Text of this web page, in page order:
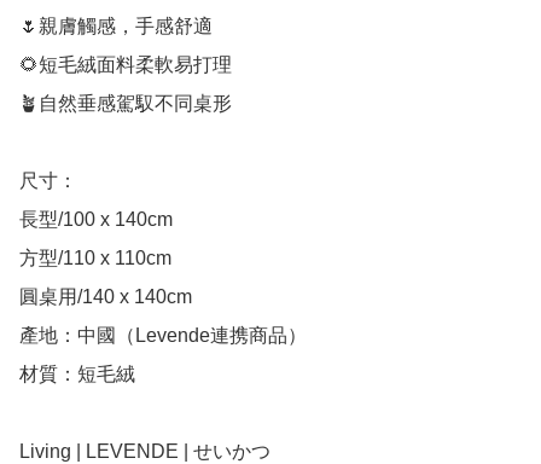
🌷親膚觸感，手感舒適
🌻短毛絨面料柔軟易打理
🪴自然垂感駕馭不同桌形
尺寸：
長型/100 x 140cm
方型/110 x 110cm
圓桌用/140 x 140cm
產地：中國（Levende連携商品）
材質：短毛絨
Living | LEVENDE | せいかつ